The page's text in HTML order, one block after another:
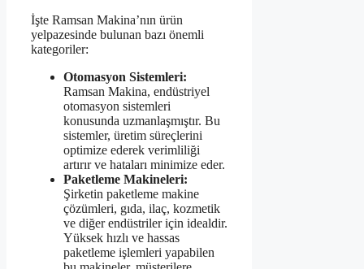
İşte Ramsan Makina’nın ürün
yelpazesinde bulunan bazı önemli
kategoriler:
Otomasyon Sistemleri:
Ramsan Makina, endüstriyel
otomasyon sistemleri
konusunda uzmanlaşmıştır. Bu
sistemler, üretim süreçlerini
optimize ederek verimliliği
artırır ve hataları minimize eder.
Paketleme Makineleri:
Şirketin paketleme makine
çözümleri, gıda, ilaç, kozmetik
ve diğer endüstriler için idealdir.
Yüksek hızlı ve hassas
paketleme işlemleri yapabilen